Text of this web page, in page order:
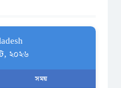
২০২৬
সময়